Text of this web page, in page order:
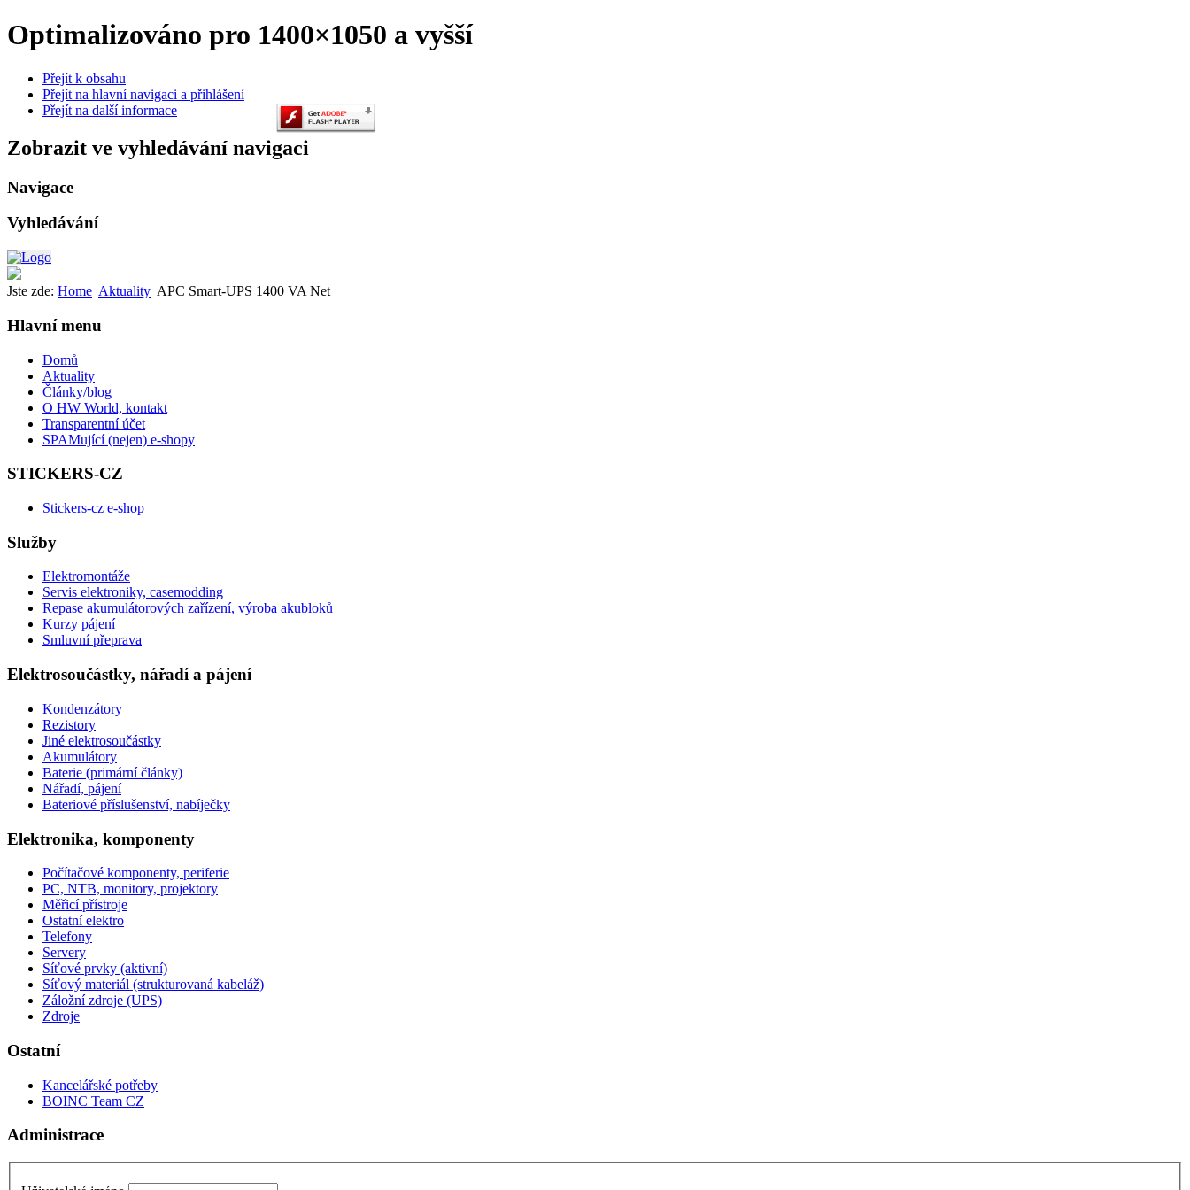
Optimalizováno pro 1400×1050 a vyšší
Přejít k obsahu
Přejít na hlavní navigaci a přihlášení
Přejít na další informace
Zobrazit ve vyhledávání navigaci
Navigace
Vyhledávání
Jste zde: Home Aktuality APC Smart-UPS 1400 VA Net
Hlavní menu
Domů
Aktuality
Články/blog
O HW World, kontakt
Transparentní účet
SPAMující (nejen) e-shopy
STICKERS-CZ
Stickers-cz e-shop
Služby
Elektromontáže
Servis elektroniky, casemodding
Repase akumulátorových zařízení, výroba akubloků
Kurzy pájení
Smluvní přeprava
Elektrosoučástky, nářadí a pájení
Kondenzátory
Rezistory
Jiné elektrosoučástky
Akumulátory
Baterie (primární články)
Nářadí, pájení
Bateriové příslušenství, nabíječky
Elektronika, komponenty
Počítačové komponenty, periferie
PC, NTB, monitory, projektory
Měřicí přístroje
Ostatní elektro
Telefony
Servery
Síťové prvky (aktivní)
Síťový materiál (strukturovaná kabeláž)
Záložní zdroje (UPS)
Zdroje
Ostatní
Kancelářské potřeby
BOINC Team CZ
Administrace